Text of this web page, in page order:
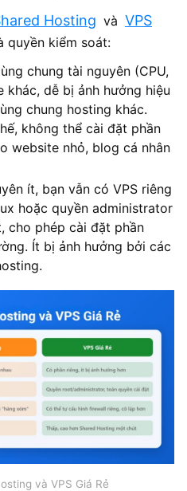
Hosting và VPS
quyền kiểm soát:
chung tài nguyên (CPU,
khác, dễ bị ảnh hưởng hiệu
chung hosting khác.
không thể cài đặt phần
website nhỏ, blog cá nhân
ít, bạn vẫn có VPS riêng
hoặc quyền administrator
cho phép cài đặt phần
Ít bị ảnh hưởng bởi các
và VPS Giá Rẻ